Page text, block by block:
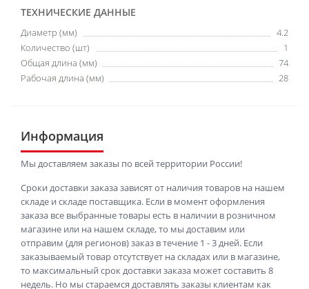
ТЕХНИЧЕСКИЕ ДАННЫЕ
Диаметр (мм)
4.2
Количество (шт)
1
Общая длина (мм)
74
Рабочая длина (мм)
28
Информация
Мы доставляем заказы по всей территории России!
Сроки доставки заказа зависят от наличия товаров на нашем
складе и складе поставщика. Если в момент оформления
заказа все выбранные товары есть в наличии в розничном
магазине или на нашем складе, то мы доставим или
отправим (для регионов) заказ в течение 1 - 3 дней. Если
заказываемый товар отсутствует на складах или в магазине,
то максимальный срок доставки заказа может составить 8
недель. Но мы стараемся доставлять заказы клиентам как